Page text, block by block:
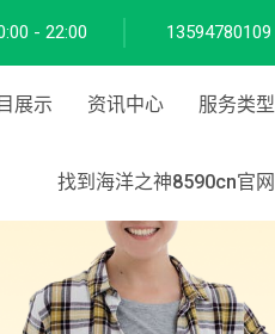
- 22:00 13594780109
展示 资讯中心 服务类型
找到海洋之神8590cn官网